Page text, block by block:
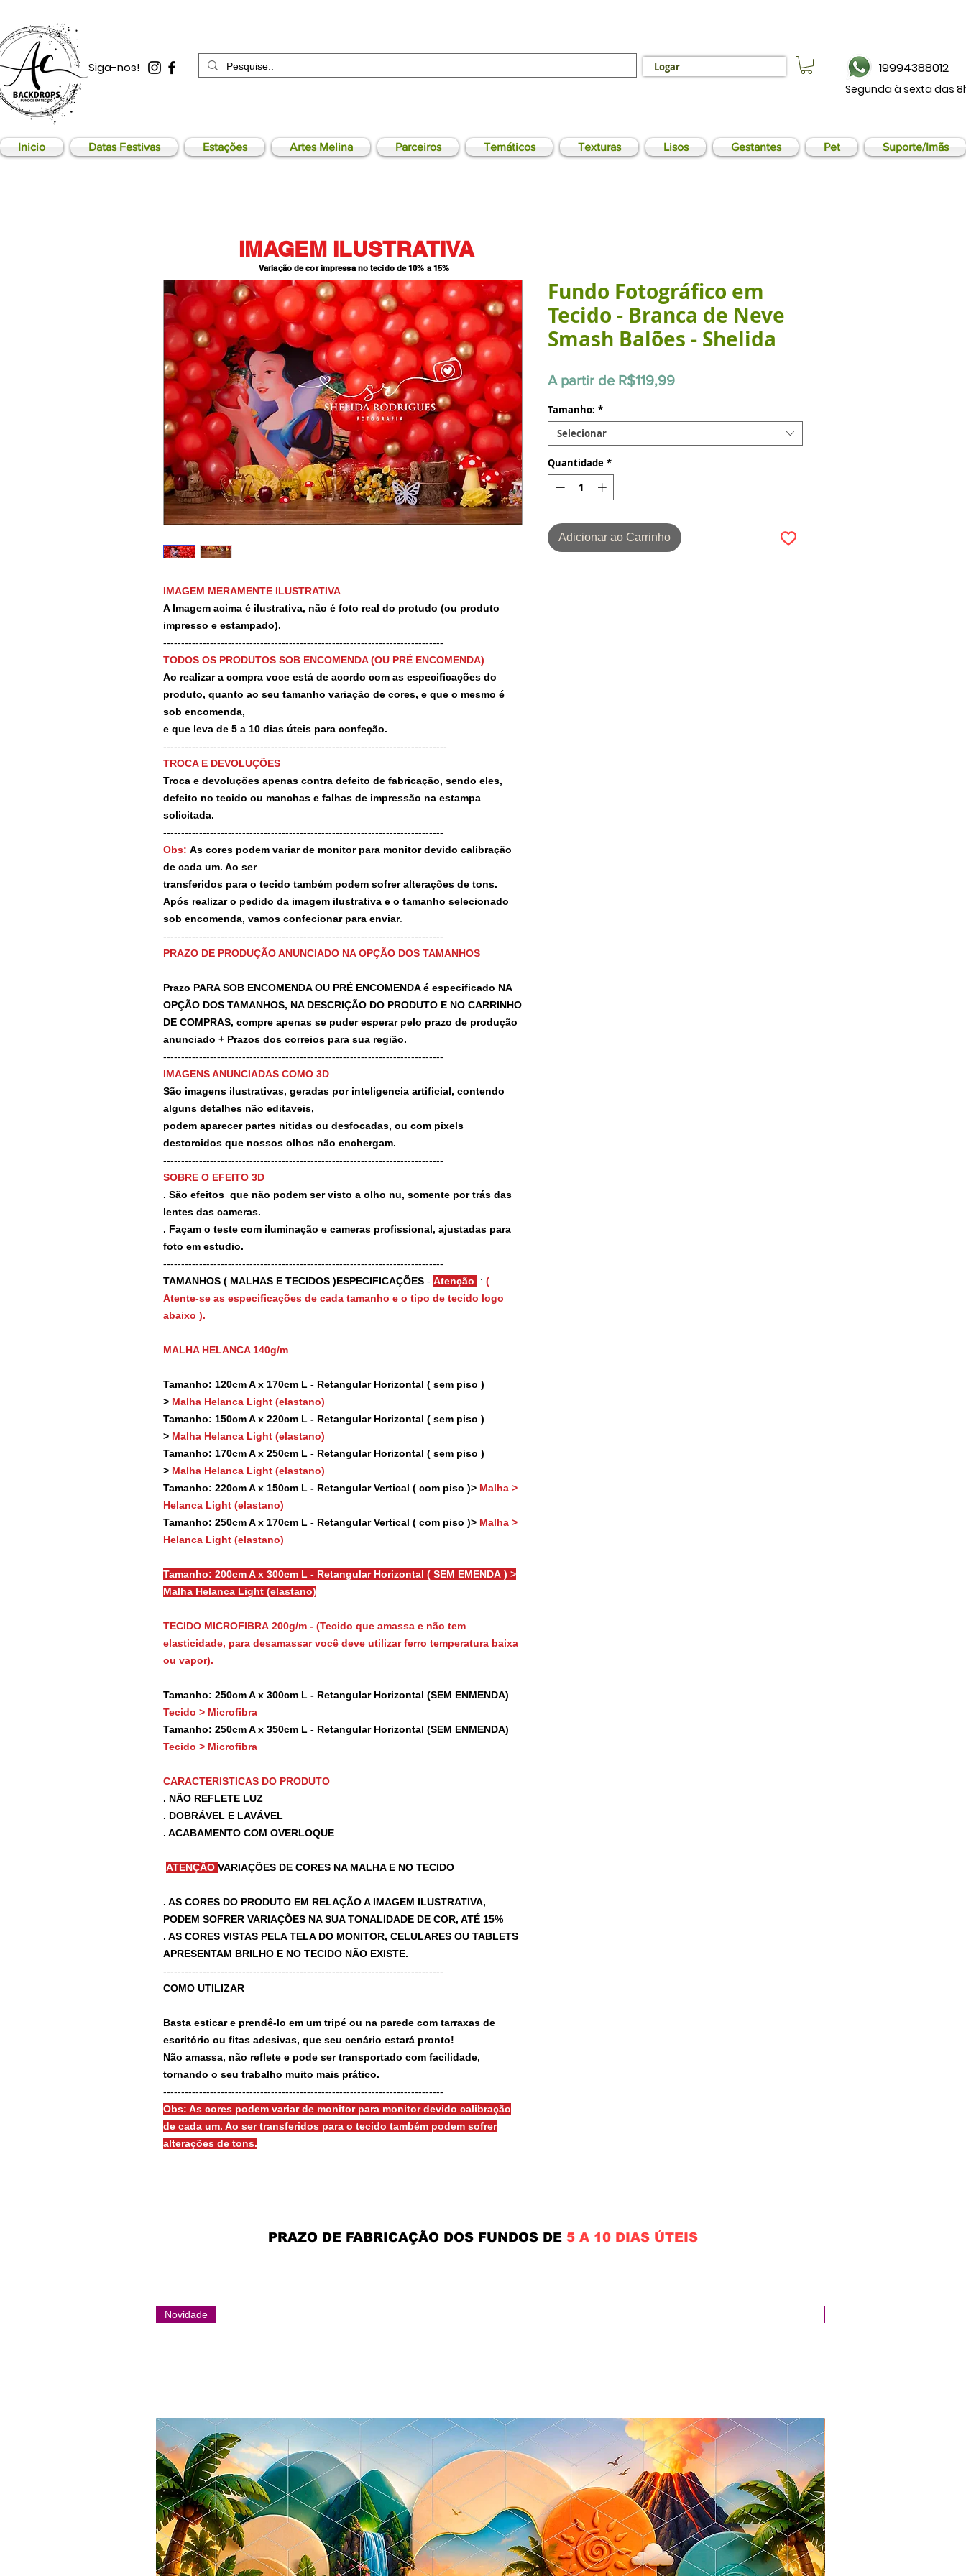
Siga-nos! Logar 19994388012
Segunda à sexta das
Inicio Datas Festivas Estações Artes Melina Parceiros Temáticos Texturas Lisos Gestantes Pet Suporte/Imãs
IMAGEM MERAMENTE ILUSTRATIVA
A Imagem acima é ilustrativa, não é foto real do protudo (ou produto
impresso e estampado).
------------------------------------------------------------------------------
TODOS OS PRODUTOS SOB ENCOMENDA (OU PRÉ ENCOMENDA)
Ao realizar a compra voce está de acordo com as especificações do
produto, quanto ao seu tamanho variação de cores, e que o mesmo é
sob encomenda,
e que leva de 5 a 10 dias úteis para confeção.
-------------------------------------------------------------------------------
TROCA E DEVOLUÇÕES
Troca e devoluções apenas contra defeito de fabricação, sendo eles,
defeito no tecido ou manchas e falhas de impressão na estampa
solicitada.
------------------------------------------------------------------------------
Obs: As cores podem variar de monitor para monitor devido calibração
de cada um. Ao ser
transferidos para o tecido também podem sofrer alterações de tons.
Após realizar o pedido da imagem ilustrativa e o tamanho selecionado
sob encomenda, vamos confecionar para enviar.
------------------------------------------------------------------------------
PRAZO DE PRODUÇÃO ANUNCIADO NA OPÇÃO DOS TAMANHOS
Prazo PARA SOB ENCOMENDA OU PRÉ ENCOMENDA é especificado NA
OPÇÃO DOS TAMANHOS, NA DESCRIÇÃO DO PRODUTO E NO CARRINHO
DE COMPRAS, compre apenas se puder esperar pelo prazo de produção
anunciado + Prazos dos correios para sua região.
------------------------------------------------------------------------------
IMAGENS ANUNCIADAS COMO 3D
São imagens ilustrativas, geradas por inteligencia artificial, contendo
alguns detalhes não editaveis,
podem aparecer partes nitidas ou desfocadas, ou com pixels
destorcidos que nossos olhos não enchergam.
------------------------------------------------------------------------------
SOBRE O EFEITO 3D
. São efeitos que não podem ser visto a olho nu, somente por trás das
lentes das cameras.
. Façam o teste com iluminação e cameras profissional, ajustadas para
foto em estudio.
------------------------------------------------------------------------------
TAMANHOS ( MALHAS E TECIDOS )ESPECIFICAÇÕES - Atenção : (
Atente-se as especificações de cada tamanho e o tipo de tecido logo
abaixo ).
MALHA HELANCA 140g/m
Tamanho: 120cm A x 170cm L - Retangular Horizontal ( sem piso )
> Malha Helanca Light (elastano)
Tamanho: 150cm A x 220cm L - Retangular Horizontal ( sem piso )
> Malha Helanca Light (elastano)
Tamanho: 170cm A x 250cm L - Retangular Horizontal ( sem piso )
> Malha Helanca Light (elastano)
Tamanho: 220cm A x 150cm L - Retangular Vertical ( com piso )> Malha >
Helanca Light (elastano)
Tamanho: 250cm A x 170cm L - Retangular Vertical ( com piso )> Malha >
Helanca Light (elastano)
Tamanho: 200cm A x 300cm L - Retangular Horizontal ( SEM EMENDA ) >
Malha Helanca Light (elastano)
TECIDO MICROFIBRA 200g/m - (Tecido que amassa e não tem
elasticidade, para desamassar você deve utilizar ferro temperatura baixa
ou vapor).
Tamanho: 250cm A x 300cm L - Retangular Horizontal (SEM ENMENDA)
Tecido > Microfibra
Tamanho: 250cm A x 350cm L - Retangular Horizontal (SEM ENMENDA)
Tecido > Microfibra
CARACTERISTICAS DO PRODUTO
. NÃO REFLETE LUZ
. DOBRÁVEL E LAVÁVEL
. ACABAMENTO COM OVERLOQUE
ATENÇÃO VARIAÇÕES DE CORES NA MALHA E NO TECIDO
. AS CORES DO PRODUTO EM RELAÇÃO A IMAGEM ILUSTRATIVA,
PODEM SOFRER VARIAÇÕES NA SUA TONALIDADE DE COR, ATÉ 15%
. AS CORES VISTAS PELA TELA DO MONITOR, CELULARES OU TABLETS
APRESENTAM BRILHO E NO TECIDO NÃO EXISTE.
------------------------------------------------------------------------------
COMO UTILIZAR
Basta esticar e prendê-lo em um tripé ou na parede com tarraxas de
escritório ou fitas adesivas, que seu cenário estará pronto!
Não amassa, não reflete e pode ser transportado com facilidade,
tornando o seu trabalho muito mais prático.
------------------------------------------------------------------------------
Obs: As cores podem variar de monitor para monitor devido calibração
de cada um. Ao ser transferidos para o tecido também podem sofrer
alterações de tons.
Fundo Fotográfico em
Tecido - Branca de Neve
Smash Balões - Shelida
A partir de R$119,99Preço
Tamanho: *
Selecionar
Quantidade *
Adicionar ao Carrinho
IMAGEM ILUSTRATIVA
Variação de cor impressa no tecido de 10% a 15%
PRAZO DE FABRICAÇÃO DOS FUNDOS DE 5 A 10 DIAS ÚTEIS
Novidade